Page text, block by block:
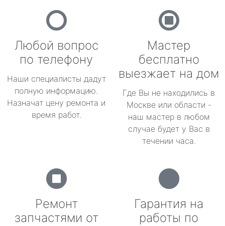
Любой вопрос
по телефону
Наши специалисты дадут
полную информацию.
Назначат цену ремонта и
время работ.
Мастер
бесплатно
выезжает на дом
Где Вы не находились в
Москве или области -
наш мастер в любом
случае будет у Вас в
течении часа.
Ремонт
запчастями от
Гарантия на
работы по